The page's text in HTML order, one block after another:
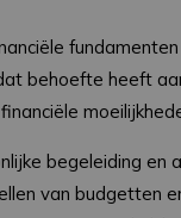
behoefte heeft
begeleiding en
van budgetten